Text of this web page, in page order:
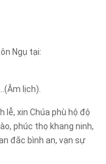
Ngụ tại:
lịch).
xin Chúa phù hộ độ
phúc thọ khang ninh,
đắc bình an, vạn sự